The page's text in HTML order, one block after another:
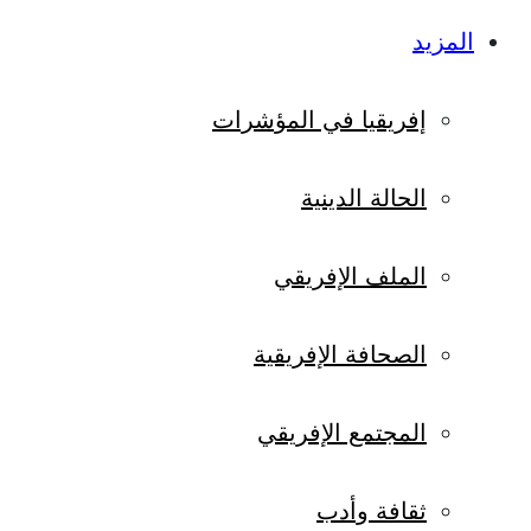
المزيد
إفريقيا في المؤشرات
الحالة الدينية
الملف الإفريقي
الصحافة الإفريقية
المجتمع الإفريقي
ثقافة وأدب